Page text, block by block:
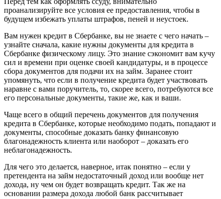
проанализируйте все условия ее предоставления, чтобы в
будущем избежать уплаты штрафов, пеней и неустоек.
Вам нужен кредит в Сбербанке, вы не знаете с чего начать –
узнайте сначала, какие нужны документы для кредита в
Сбербанке физическому лицу. Это знание сэкономит вам кучу
сил и времени при оценке своей кандидатуры, и в процессе
сбора документов для подачи их на займ. Заранее стоит
упомянуть, что если в получение кредита будет участвовать
наравне с вами поручитель, то, скорее всего, потребуются все
его персональные документы, такие же, как и ваши.
Чаще всего в общий перечень документов для получения
кредита в Сбербанке, которые необходимо подать, попадают и
документы, способные доказать банку финансовую
благонадежность клиента или наоборот – доказать его
неблагонадежность.
Для чего это делается, наверное, итак понятно – если у
претендента на займ недостаточный доход или вообще нет
дохода, ну чем он будет возвращать кредит. Так же на
основании размера дохода любой банк рассчитывает